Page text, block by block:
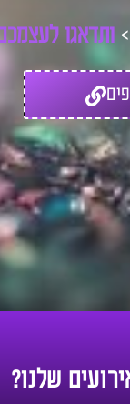
ותדאגו לעצמכ
שלנו?